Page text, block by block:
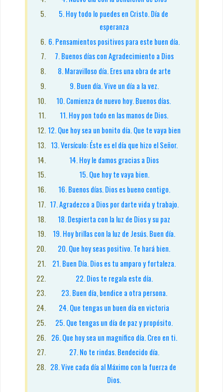
5. Hoy todo lo puedes en Cristo. Día de
esperanza
6. Pensamientos positivos para este buen día.
7. Buenos días con Agradecimiento a Dios
8. Maravilloso día. Eres una obra de arte
9. Buen día. Vive un día a la vez.
10. Comienza de nuevo hoy. Buenos días.
11. Hoy pon todo en las manos de Dios.
12. Que hoy sea un bonito día. Que te vaya bien
13. Versículo: Éste es el día que hizo el Señor.
14. Hoy le damos gracias a Dios
15. Que hoy te vaya bien.
16. Buenos días. Dios es bueno contigo.
17. Agradezco a Dios por darte vida y trabajo.
18. Despierta con la luz de Dios y su paz
19. Hoy brillas con la luz de Jesús. Buen día.
20. Que hoy seas positivo. Te hará bien.
21. Buen Día. Dios es tu amparo y fortaleza.
22. Dios te regala este día.
23. Buen día, bendice a otra persona.
24. Que tengas un buen día en victoria
25. Que tengas un día de paz y propósito.
26. Que hoy sea un magnifico día. Creo en ti.
27. No te rindas. Bendecido día.
28. Vive cada día al Máximo con la fuerza de
Dios.